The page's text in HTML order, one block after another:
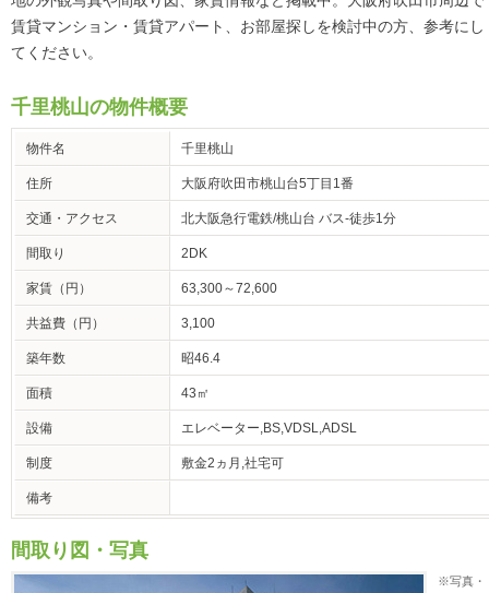
賃貸マンション・賃貸アパート、お部屋探しを検討中の方、参考にし
てください。
千里桃山の物件概要
物件名 千里桃山
住所 大阪府吹田市桃山台5丁目1番
交通・アクセス 北大阪急行電鉄/桃山台 バス-徒歩1分
間取り 2DK
家賃（円） 63,300～72,600
共益費（円） 3,100
築年数 昭46.4
面積 43㎡
設備 エレベーター,BS,VDSL,ADSL
制度 敷金2ヵ月,社宅可
備考
間取り図・写真
※写真・